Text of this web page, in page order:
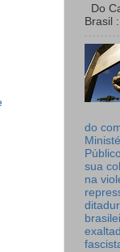
Do
Brasil :
do
sua
na